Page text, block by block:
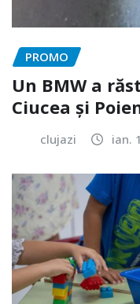
PROMO
Un BMW a
Ciucea și
clujazi ian.